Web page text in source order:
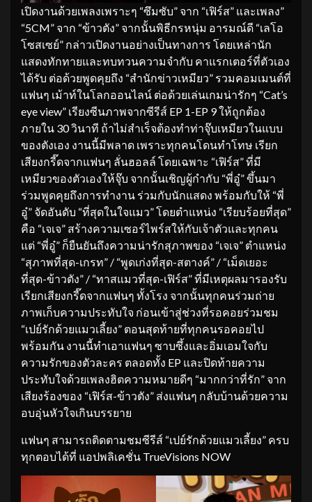
เปิดงานด้วยเพลงเพราะๆ “ซึมซับ” จาก “เฟิร์ส” และเพลง”
“5CM” จาก “ข้าวตัง” จากนั้นพิธีกรหนุ่ม อารมณ์ดี “เลโอ
โซสเซย์” กล่าวเปิดงานอย่างเป็นทางการ โดยเหล่านัก
แสดงทักทายและทบทวนความจำกับ คาแรกเตอร์ที่ตัวเอง
ได้รับ ต่อด้วยพูดคุยถึง “สำนักข่าวเหมียว” รวมคอมเมนต์ที่
แฟนๆ เม้าท์ในโลกออนไลน์ ต่อด้วยเล่นเกมน่ารักๆ “Cat’s
eye view” เรียงซีนภาพจากซีรีส์ EP 1-EP 9 ให้ถูกต้อง
ภายใน 30 วินาที ถ้าไม่สำเร็จต้องทำท่าจุ๊บเหมียวในแบบ
ของตังเอง งานนี้มีพลาด เพราะทุกคนโดนทำโทษ เรียก
เสียงกรี๊ดจากแฟนๆ ลั่นฮอลล์ โดยเฉพาะ “เฟิร์ส” ที่มี
เหมียวของตัวเองให้จุ๊บ จากนั้นเชิญผู้กำกับ “พี่อู๋” ขึ้นมา
ร่วมพูดคุยถึงการทำงาน ร่วมกับนักแสดง พร้อมกับให้ “พี่
อู๋” จัดอันดับ “ที่สุดในใจแมว” โดยตำแหน่ง “เรียบร้อยที่สุด”
คือ “เจเจ” สร้างความเซอร์ไพร์สให้กับเจ้าตัวและทุกคน
แต่ “พี่อู๋” ก็ยืนยันถึงความน่ารักสุภาพของ “เจเจ” ตำแหน่ง
“สุภาพที่สุด-เกรท” / “พูดเก่งที่สุด-สตางค์” / “เม็ดเยอะ
ที่สุด-ข้าวตัง” / “ทาสแมวที่สุด-เฟิร์ส” ที่มีเหตุผลมารองรับ
เรียกเสียงกรี๊ดจากแฟนๆ ทั้งโรง จากนั้นทุกคนร่วมถ่าย
ภาพเก็บความประทับใจ ก่อนเข้าสู่ช่วงที่รอคอยร่วมชม
“เปย์รักด้วยแมวเลี้ยง” ตอนสุดท้ายที่ทุกคนรอคอยไป
พร้อมกัน งานนี้ทำเอาแฟนๆ ซาบซึ้งและอิ่มเอมใจกับ
ความรักของตัวละคร ตลอดทั้ง EP และปิดท้ายความ
ประทับใจด้วยเพลงฮิตความหมายดีๆ “มากกว่าที่รัก” จาก
เสียงร้องของ “เฟิร์ส-ข้าวตัง” ส่งแฟนๆ กลับบ้านด้วยความ
อบอุ่นหัวใจเกินบรรยาย
แฟนๆ สามารถติดตามชมซีรีส์ “เปย์รักด้วยแมวเลี้ยง” ครบ
ทุกตอบได้ที่ แอปพลิเคชั่น TrueVisions NOW